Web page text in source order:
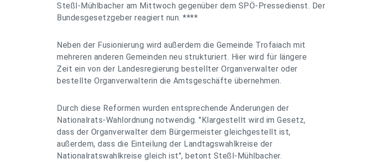
Steßl-Mühlbacher am Mittwoch gegenüber dem SPÖ-Pressedienst. Der
Bundesgesetzgeber reagiert nun. ****
Neben der Fusionierung wird außerdem die Gemeinde Trofaiach mit
mehreren anderen Gemeinden neu strukturiert. Hier wird für längere
Zeit ein von der Landesregierung bestellter Organverwalter oder
bestellte Organverwalterin die Amtsgeschäfte übernehmen.
Durch diese Reformen wurden entsprechende Änderungen der
Nationalrats-Wahlordnung notwendig. "Klargestellt wird im Gesetz,
dass der Organverwalter dem Bürgermeister gleichgestellt ist,
außerdem, dass die Einteilung der Landtagswahlkreise der
Nationalratswahlkreise gleich ist", betont Steßl-Mühlbacher.